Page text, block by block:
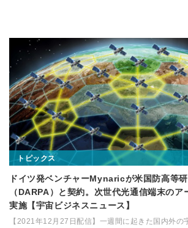
トピックス
ドイツ発ベンチャーMynaricが米国防高等
（DARPA）と契約。次世代光通信端末のア
実施【宇宙ビジネスニュース】
【2021年12月27日配信】一週間に起きた国内外の